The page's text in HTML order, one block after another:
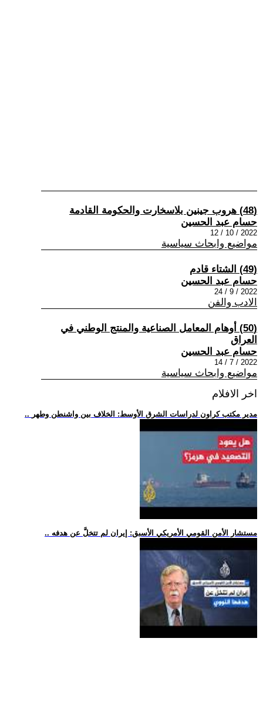
(48) هروب جينين بلاسخارت والحكومة القادمة
حسام عبد الحسين
2022 / 10 / 12
مواضيع وابحاث سياسية
(49) الشتاء قادم
حسام عبد الحسين
2022 / 9 / 24
الادب والفن
(50) أوهام المعامل الصناعية والمنتج الوطني في
العراق
حسام عبد الحسين
2022 / 7 / 14
مواضيع وابحاث سياسية
اخر الافلام
.. مدير مكتب كراون لدراسات الشرق الأوسط: الخلاف بين واشنطن وطهر
.. مستشار الأمن القومي الأمريكي الأسبق: إيران لم تتخلَّ عن هدفه